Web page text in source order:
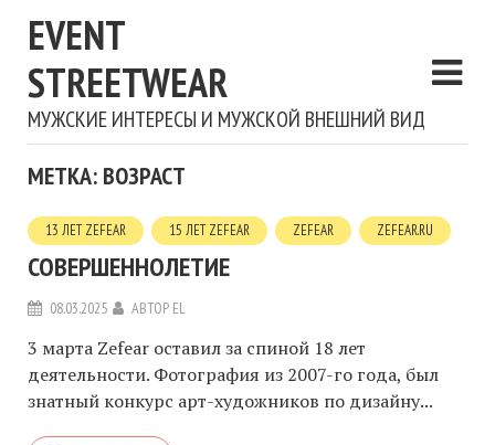
EVENT
STREETWEAR
МУЖСКИЕ ИНТЕРЕСЫ И МУЖСКОЙ ВНЕШНИЙ ВИД
МЕТКА: ВОЗРАСТ
13 ЛЕТ ZEFEAR 15 ЛЕТ ZEFEAR ZEFEAR ZEFEAR.RU
СОВЕРШЕННОЛЕТИЕ
08.03.2025 АВТОР EL
3 марта Zefear оставил за спиной 18 лет
деятельности. Фотография из 2007-го года, был
знатный конкурс арт-художников по дизайну...